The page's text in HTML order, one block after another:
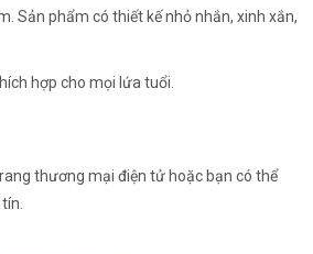
Sản phẩm có thiết kế nhỏ nhắn, xinh xắn,
hợp cho mọi lứa tuổi.
thương mại điện tử hoặc bạn có thể